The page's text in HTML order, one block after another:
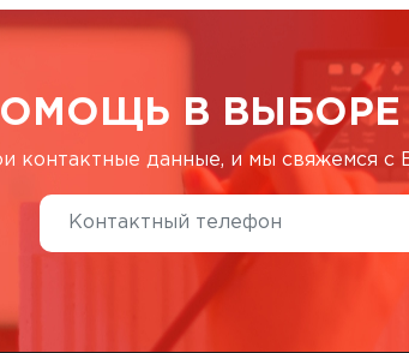
В ВЫБОРЕ
контактные данные, и мы свяжемся